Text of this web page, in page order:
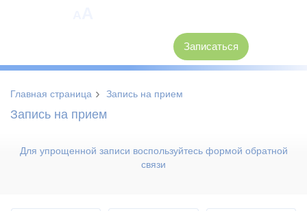
Записаться
Главная страница › Запись на прием
Запись на прием
Для упрощенной записи воспользуйтесь формой обратной
связи